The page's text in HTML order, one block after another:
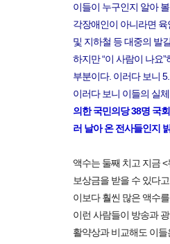
이들이 누구인지 알아
각장애인이 아니라면
및 지하철 등 대중의 발
하지만 “이 사람이 나요
부분이다. 이러다 보니
이러다 보니 이들의 실
의한 국민의당 38명 국
러 날아 온 전사들인지
액수는 둘째 치고 지금
보상금을 받을 수 있다
이보다 훨씬 많은 액수
이런 사람들이 방송과
활약상과 비교해도 이들